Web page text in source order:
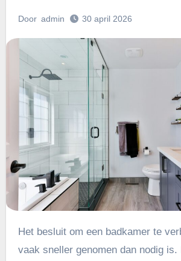
Door admin 30 april 2026
Het besluit om een badkamer te verbouwen wordt
vaak sneller genomen dan nodig is.